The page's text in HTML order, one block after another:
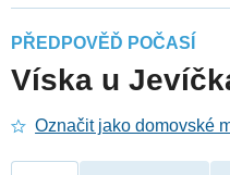
PŘEDPOVĚĎ POČASÍ
Víska u
Označit jako domovské